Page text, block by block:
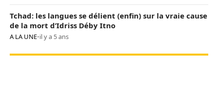
Tchad: les langues se délient (enfin) sur la vraie cause
de la mort d’Idriss Déby Itno
A LA UNE•il y a 5 ans